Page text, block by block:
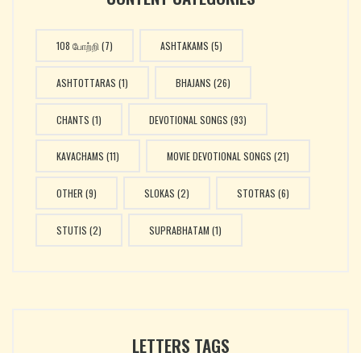
108 போற்றி (7) ASHTAKAMS (5)
ASHTOTTARAS (1) BHAJANS (26)
CHANTS (1) DEVOTIONAL SONGS (93)
KAVACHAMS (11) MOVIE DEVOTIONAL SONGS (21)
OTHER (9) SLOKAS (2) STOTRAS (6)
STUTIS (2) SUPRABHATAM (1)
LETTERS TAGS